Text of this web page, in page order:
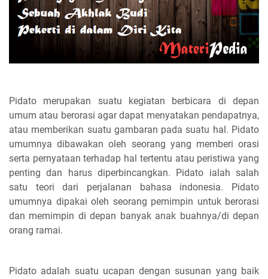
Pidato merupakan suatu kegiatan berbicara di depan
umum atau berorasi agar dapat menyatakan pendapatnya,
atau memberikan suatu gambaran pada suatu hal. Pidato
umumnya dibawakan oleh seorang yang memberi orasi
serta pernyataan terhadap hal tertentu atau peristiwa yang
penting dan harus diperbincangkan. Pidato ialah salah
satu teori dari perjalanan bahasa indonesia. Pidato
umumnya dipakai oleh seorang pemimpin untuk berorasi
dan memimpin di depan banyak anak buahnya/di depan
orang ramai.
Pidato adalah suatu ucapan dengan susunan yang baik